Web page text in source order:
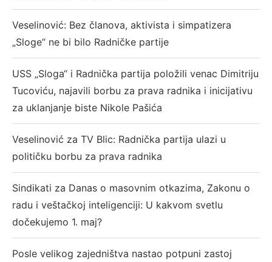
Veselinović: Bez članova, aktivista i simpatizera
„Sloge“ ne bi bilo Radničke partije
USS „Sloga“ i Radnička partija položili venac Dimitriju
Tucoviću, najavili borbu za prava radnika i inicijativu
za uklanjanje biste Nikole Pašića
Veselinović za TV Blic: Radnička partija ulazi u
političku borbu za prava radnika
Sindikati za Danas o masovnim otkazima, Zakonu o
radu i veštačkoj inteligenciji: U kakvom svetlu
dočekujemo 1. maj?
Posle velikog zajedništva nastao potpuni zastoj